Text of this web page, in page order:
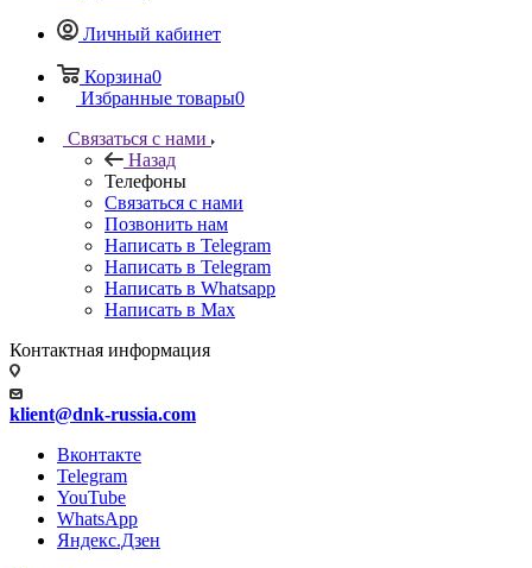
Личный кабинет
Корзина0
Избранные товары0
Связаться с нами
Назад
Телефоны
Связаться с нами
Позвонить нам
Написать в Telegram
Написать в Telegram
Написать в Whatsapp
Написать в Max
Контактная информация
klient@dnk-russia.com
Вконтакте
Telegram
YouTube
WhatsApp
Яндекс.Дзен